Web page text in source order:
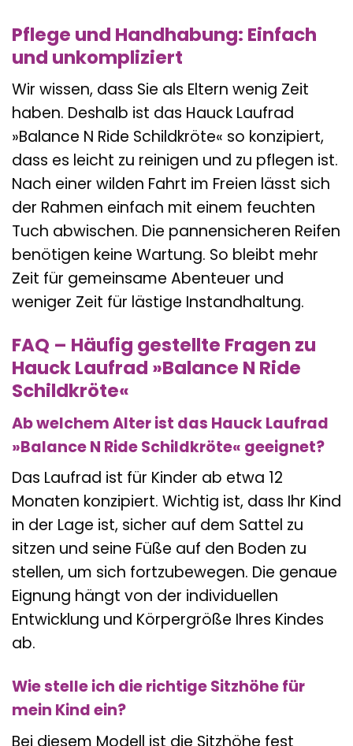
Pflege und Handhabung: Einfach
und unkompliziert
Wir wissen, dass Sie als Eltern wenig Zeit
haben. Deshalb ist das Hauck Laufrad
»Balance N Ride Schildkröte« so konzipiert,
dass es leicht zu reinigen und zu pflegen ist.
Nach einer wilden Fahrt im Freien lässt sich
der Rahmen einfach mit einem feuchten
Tuch abwischen. Die pannensicheren Reifen
benötigen keine Wartung. So bleibt mehr
Zeit für gemeinsame Abenteuer und
weniger Zeit für lästige Instandhaltung.
FAQ – Häufig gestellte Fragen zu
Hauck Laufrad »Balance N Ride
Schildkröte«
Ab welchem Alter ist das Hauck Laufrad
»Balance N Ride Schildkröte« geeignet?
Das Laufrad ist für Kinder ab etwa 12
Monaten konzipiert. Wichtig ist, dass Ihr Kind
in der Lage ist, sicher auf dem Sattel zu
sitzen und seine Füße auf den Boden zu
stellen, um sich fortzubewegen. Die genaue
Eignung hängt von der individuellen
Entwicklung und Körpergröße Ihres Kindes
ab.
Wie stelle ich die richtige Sitzhöhe für
mein Kind ein?
Bei diesem Modell ist die Sitzhöhe fest